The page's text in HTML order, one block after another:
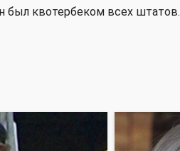
был квотербеком всех штатов.